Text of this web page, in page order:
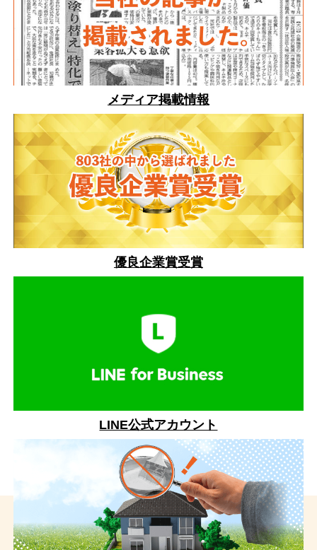
メディア掲載情報
優良企業賞受賞
LINE公式アカウント